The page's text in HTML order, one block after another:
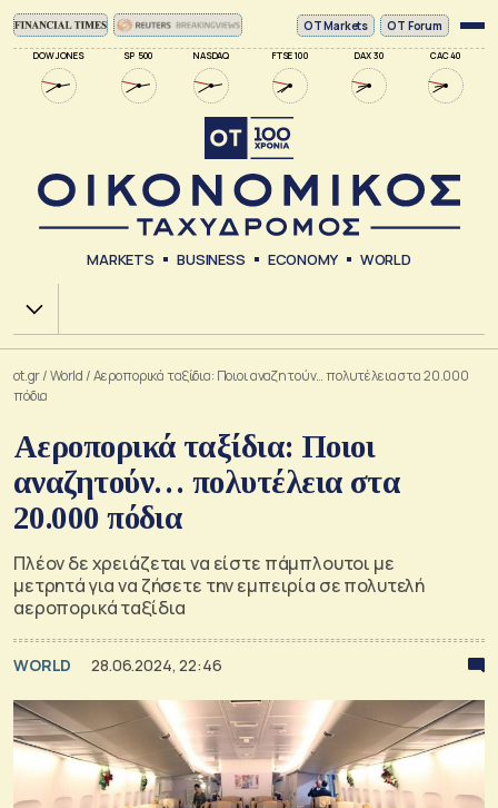
DOW JONES SP 500 NASDAQ FTSE 100 DAX 30 CAC 40
ΟΤ Markets OT Forum
MARKETS BUSINESS ECONOMY WORLD
Χ.Α.
ot.gr/World /Αεροπορικά ταξίδια: Ποιοι αναζητούν… πολυτέλεια στα 20.000
πόδια
Αεροπορικά ταξίδια: Ποιοι
αναζητούν… πολυτέλεια στα
20.000 πόδια
Πλέον δε χρειάζεται να είστε πάμπλουτοι με
μετρητά για να ζήσετε την εμπειρία σε πολυτελή
αεροπορικά ταξίδια
WORLD 28.06.2024, 22:46